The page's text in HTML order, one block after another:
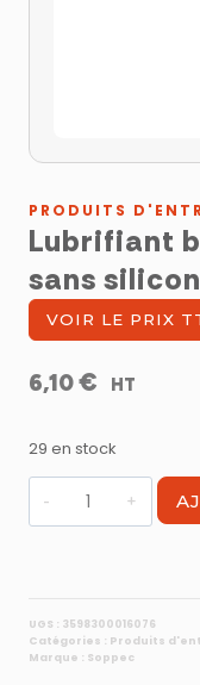
PRODUITS
Lubrifiant
sans
VOIR LE PRIX
6,10€ HT
29 en stock
quantité
de
glisse
machine
UGS : 3598300016076
Catégories : Produits
Marque : Soppec